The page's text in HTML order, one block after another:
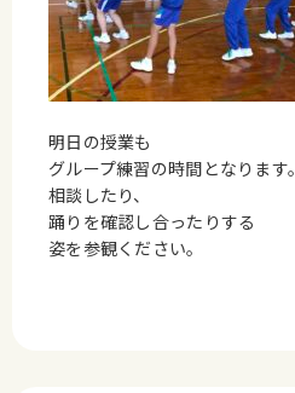
明日の授業も
グループ練習の時間となります。
相談したり、
踊りを確認し合ったりする
姿を参観ください。